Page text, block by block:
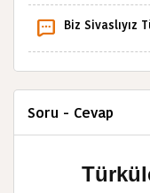
Biz Sivaslıyız
Soru - Cevap